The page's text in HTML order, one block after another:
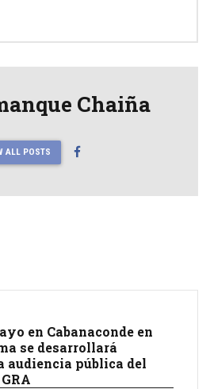
Chaiña
ALL POSTS
en Cabanaconde en
se desarrollará
audiencia pública del